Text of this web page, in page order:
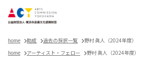
home 助成 過去の採択一覧
野村 眞人（2024年度）
home
アーティスト・フェロー 野村 眞人（2024年度）